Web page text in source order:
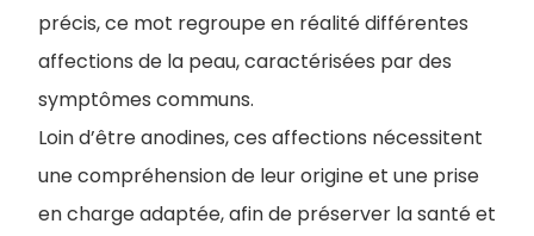
précis, ce mot regroupe en réalité différentes
affections de la peau, caractérisées par des
symptômes communs.
Loin d’être anodines, ces affections nécessitent
une compréhension de leur origine et une prise
en charge adaptée, afin de préserver la santé et